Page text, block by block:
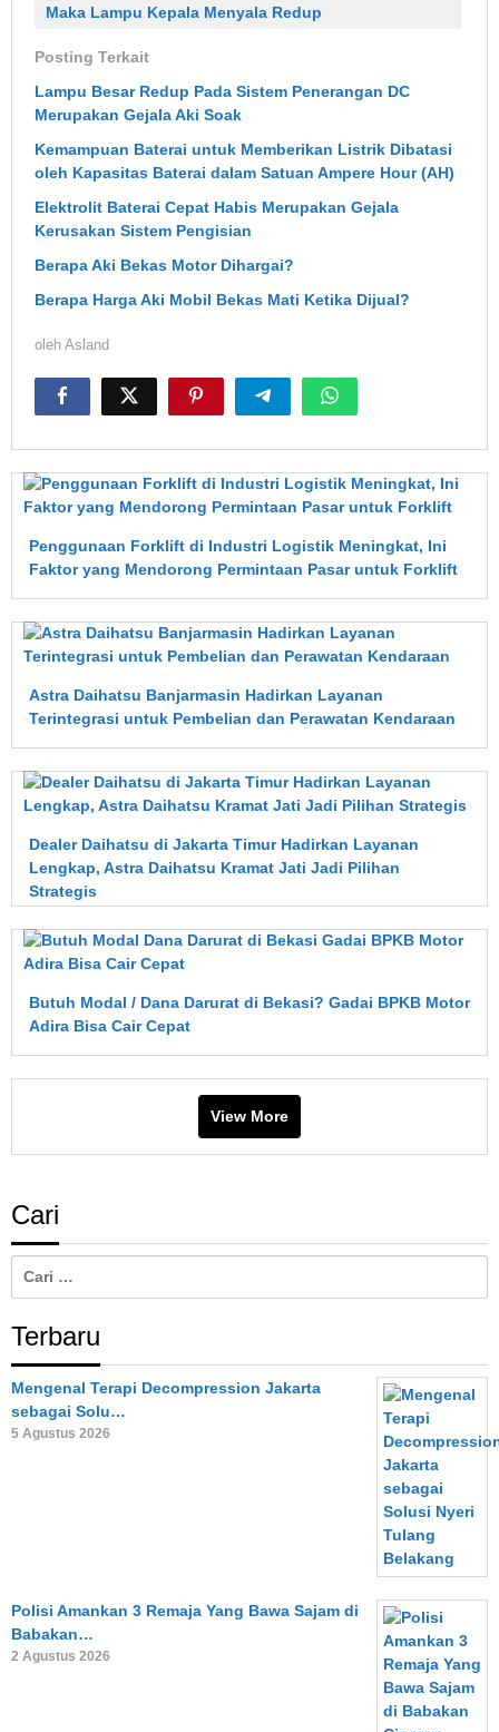
Maka Lampu Kepala Menyala Redup
Posting Terkait
Lampu Besar Redup Pada Sistem Penerangan DC
Merupakan Gejala Aki Soak
Kemampuan Baterai untuk Memberikan Listrik Dibatasi
oleh Kapasitas Baterai dalam Satuan Ampere Hour (AH)
Elektrolit Baterai Cepat Habis Merupakan Gejala
Kerusakan Sistem Pengisian
Berapa Aki Bekas Motor Dihargai?
Berapa Harga Aki Mobil Bekas Mati Ketika Dijual?
oleh Asland
Penggunaan Forklift di Industri Logistik Meningkat, Ini
Faktor yang Mendorong Permintaan Pasar untuk Forklift
Astra Daihatsu Banjarmasin Hadirkan Layanan
Terintegrasi untuk Pembelian dan Perawatan Kendaraan
Dealer Daihatsu di Jakarta Timur Hadirkan Layanan
Lengkap, Astra Daihatsu Kramat Jati Jadi Pilihan
Strategis
Butuh Modal / Dana Darurat di Bekasi? Gadai BPKB Motor
Adira Bisa Cair Cepat
View More
Cari
Terbaru
Mengenal Terapi Decompression Jakarta
sebagai Solu…
5 Agustus 2026
Polisi Amankan 3 Remaja Yang Bawa Sajam di
Babakan…
2 Agustus 2026